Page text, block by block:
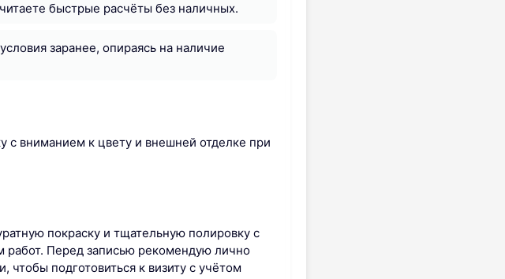
быстрые расчёты без наличных.
заранее, опираясь на наличие
с вниманием к цвету и внешней отделке при
покраску и тщательную полировку с
Перед записью рекомендую лично
чтобы подготовиться к визиту с учётом